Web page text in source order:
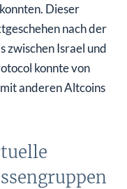
Dieser
nach der
zwischen Israel und
konnte von
anderen Altcoins